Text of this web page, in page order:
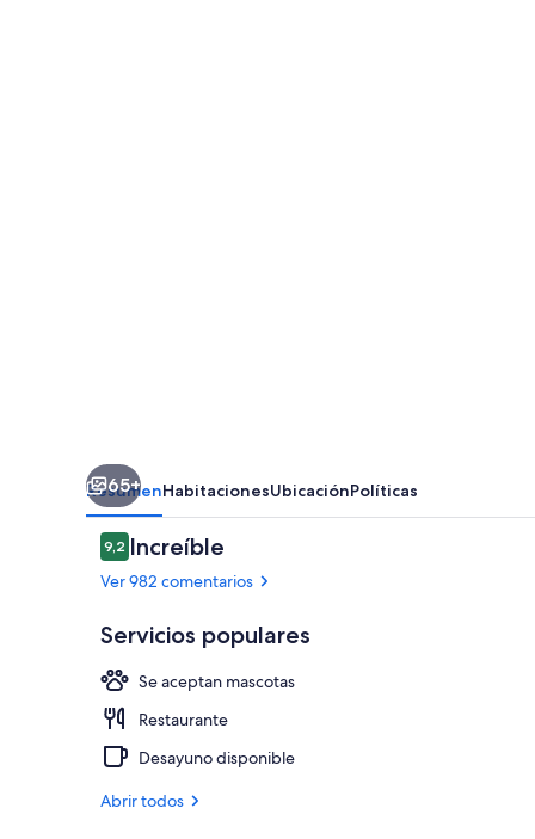
65+
ResumenHabitacionesUbicaciónPolíticas
Comentarios
9,29,2 de 10
Increíble
Ver 982 comentarios
Servicios populares
Se aceptan mascotas
Restaurante
Desayuno disponible
Abrir todos